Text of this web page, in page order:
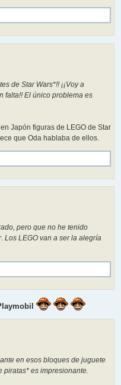
de Star Wars*!! ¡¡Voy a
falta!! El único problema es
Japón figuras de LEGO de Star
que Oda hablaba de ellos.
pero que no he tenido
Los LEGO van a ser la alegría
en esos bloques de juguete
piratas* es impresionante.